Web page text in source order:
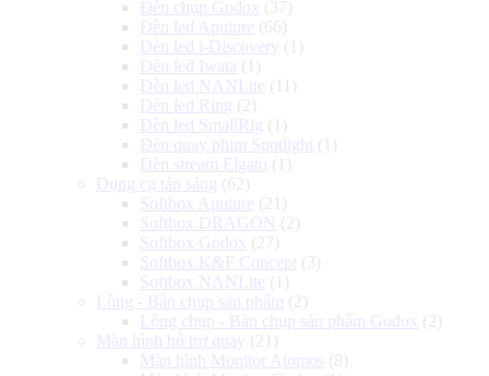
Đèn chụp Godox (37)
Đèn led Aputure (66)
Đèn led i-Discovery (1)
Đèn led Iwata (1)
Đèn led NANLite (11)
Đèn led Ring (2)
Đèn led SmallRig (1)
Đèn quay phim Spotlight (1)
Đèn stream Elgato (1)
Dụng cụ tản sáng (62)
Softbox Aputure (21)
Softbox DRAGON (2)
Softbox Godox (27)
Softbox K&F Concept (3)
Softbox NANLite (1)
Lồng - Bàn chụp sản phẩm (2)
Lồng chụp - Bàn chụp sản phẩm Godox (2)
Màn hình hỗ trợ quay (21)
Màn hình Monitor Atomos (8)